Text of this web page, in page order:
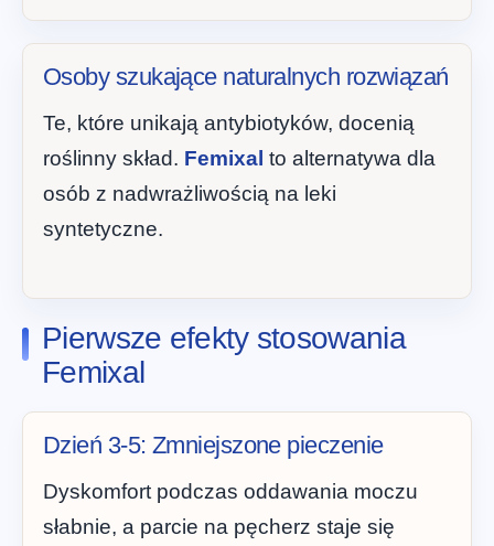
Osoby szukające naturalnych rozwiązań
Te, które unikają antybiotyków, docenią
roślinny skład. Femixal to alternatywa dla
osób z nadwrażliwością na leki
syntetyczne.
Pierwsze efekty stosowania
Femixal
Dzień 3-5: Zmniejszone pieczenie
Dyskomfort podczas oddawania moczu
słabnie, a parcie na pęcherz staje się